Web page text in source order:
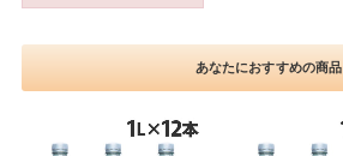
あなたにおすすめの商品